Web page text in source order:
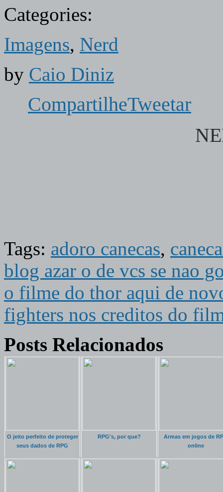
Categories:
Imagens, Nerd
by Caio Diniz
CompartilheTweetar
Tags: adoro canecas,
blog azar o de vcs se nao
o filme do thor aqui de
fighters nos creditos do
Posts Relacionados
O jeito perfeito de proteger
seus dados de RPG
RPG's, por que?
Armas em jogos de
online